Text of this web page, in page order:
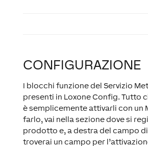
CONFIGURAZIONE
I blocchi funzione del Servizio
presenti in Loxone Config. Tutto
è semplicemente attivarli con un
farlo, vai nella sezione dove si
prodotto e, a destra del campo
troverai un campo per